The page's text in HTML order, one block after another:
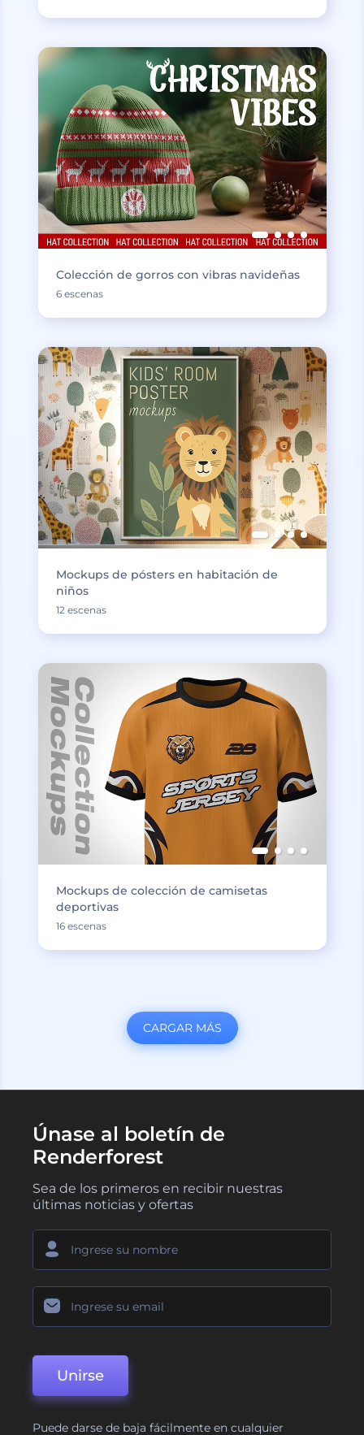
Colección de gorros con vibras navideñas
6 escenas
Mockups de pósters en habitación de
niños
12 escenas
Mockups de colección de camisetas
deportivas
16 escenas
CARGAR MÁS
Únase al boletín de
Renderforest
Sea de los primeros en recibir nuestras
últimas noticias y ofertas
Unirse
Puede darse de baja fácilmente en cualquier